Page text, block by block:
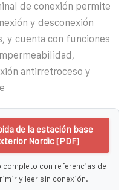
de conexión permite
y desconexión
y cuenta con funciones
antirretroceso y
de la estación base
Nordic [PDF]
completo con referencias de
y leer sin conexión.